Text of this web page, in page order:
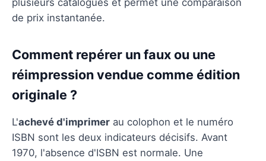
de prix instantanée.
Comment repérer un faux ou une
réimpression vendue comme édition
originale ?
L'achevé d'imprimer au colophon et le numéro
ISBN sont les deux indicateurs décisifs. Avant
1970, l'absence d'ISBN est normale. Une